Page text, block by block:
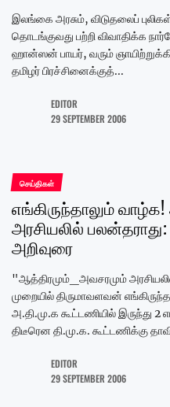
இலங்கை அரசும், விடுதலைப்
தொடங்குவது பற்றி விவாதிக்க
ஹான்ஸன் பாயர், வரும்
தமிழர் பிரச்சினைக்குத்...
EDITOR
29 SEPTEMBER 2006
செய்திகள்
எங்கிருந்தாலும்
அரசியலில்
அறிவுரை
"ஆத்திரமும்_அவசரமும்
முறையில் திருமாவளவன்
அ.தி.மு.க கூட்டணியில்
திடீரென தி.மு.க. கூட்டணிக்கு
EDITOR
29 SEPTEMBER 2006